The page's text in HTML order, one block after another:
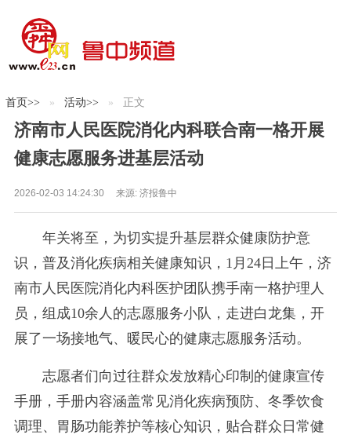
首页>> 活动>> 正文
济南市人民医院消化内科联合南一格开展
健康志愿服务进基层活动
2026-02-03 14:24:30 来源: 济报鲁中
年关将至，为切实提升基层群众健康防护意
识，普及消化疾病相关健康知识，1月24日上午，济
南市人民医院消化内科医护团队携手南一格护理人
员，组成10余人的志愿服务小队，走进白龙集，开
展了一场接地气、暖民心的健康志愿服务活动。
志愿者们向过往群众发放精心印制的健康宣传
手册，手册内容涵盖常见消化疾病预防、冬季饮食
调理、胃肠功能养护等核心知识，贴合群众日常健